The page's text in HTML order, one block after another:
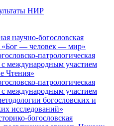
НИР
научно-богословская
«Бог — человек — мир»
патрологическая
международным участием
Чтения»
патрологическая
международным участием
богословских и
исследований»
богословская